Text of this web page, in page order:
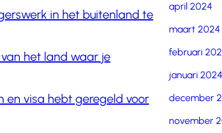
in het buitenland te
het land waar je
en visa hebt geregeld voor
april 2024
maart 2024
februari
januari 2024
december
november